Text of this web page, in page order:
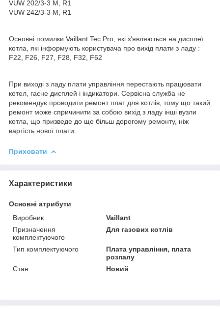
VUW 202/3-3 M, R1
VUW 242/3-3 M, R1
Основні помилки Vaillant Tec Pro, які з'являються на дисплеї
котла, які інформують користувача про вихід плати з ладу :
F22, F26, F27, F28, F32, F62
При виході з ладу плати управління перестають працювати
котел, гасне дисплей і індикатори. Сервісна служба не
рекомендує проводити ремонт плат для котлів, тому що такий
ремонт може спричинити за собою вихід з ладу інші вузли
котла, що призведе до ще більш дорогому ремонту, ніж
вартість нової плати.
Приховати
Характеристики
Основні атрибути
Виробник
Vaillant
Призначення
комплектуючого
Для газових котлів
Тип комплектуючого
Плата управління, плата
розпалу
Стан
Новий